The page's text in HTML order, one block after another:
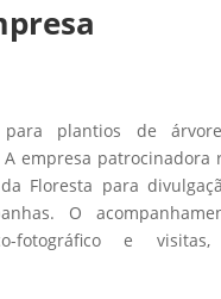
plantios de
empresa patrocinadora
Floresta para
O
fotográfico e